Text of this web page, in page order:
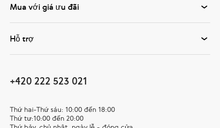
Mua với giá ưu đãi
Hỗ trợ
+420 222 523 021
Thứ hai-Thứ sáu: 10:00 đến 18:00
Thứ tư:10:00 đến 20:00